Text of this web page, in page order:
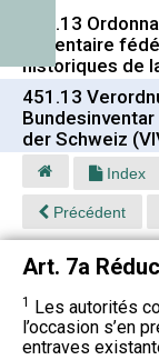
451.13
l'inventaire
historiques de
451.13
der Schweiz
Index
Précédent
Art. 7a
1 Les autorités
l’occasion s’en
entraves